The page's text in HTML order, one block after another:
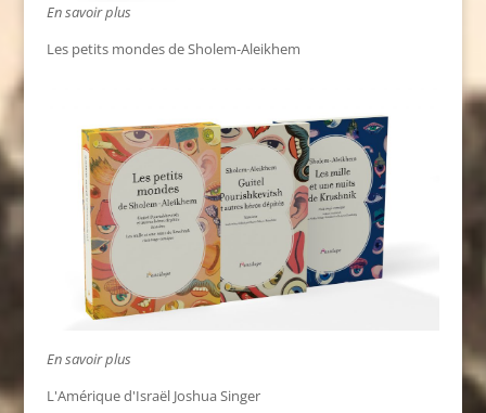
En savoir plus
Les petits mondes de Sholem-Aleikhem
En savoir plus
L'Amérique d'Israël Joshua Singer